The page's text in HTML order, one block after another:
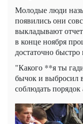
Молодые люди
появились они
выкладывают
в конце ноября
достаточно быстро
"Какого **я ты
бычок и выбросил
соблюдать